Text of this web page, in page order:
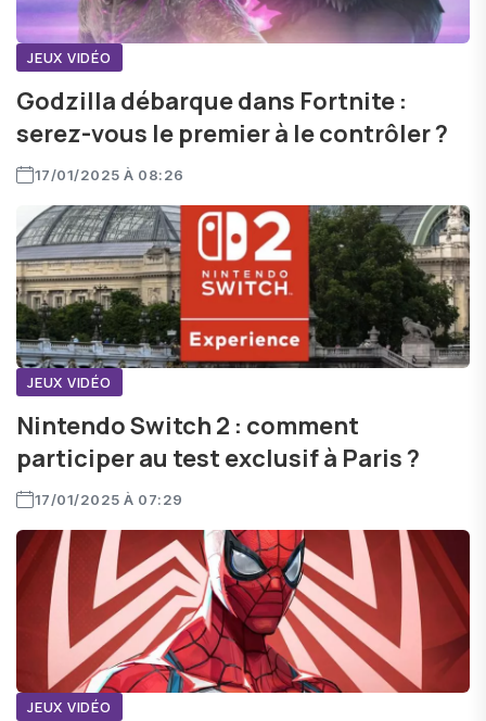
JEUX VIDÉO
Godzilla débarque dans Fortnite :
serez-vous le premier à le contrôler ?
17/01/2025 À 08:26
JEUX VIDÉO
Nintendo Switch 2 : comment
participer au test exclusif à Paris ?
17/01/2025 À 07:29
JEUX VIDÉO